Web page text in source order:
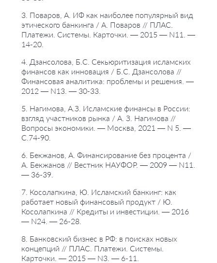
3. Поваров, А. ИФ как наиболее популярный вид
этического банкинга / А. Поваров // ПЛАС.
Платежи. Системы. Карточки. — 2015 — N11. —
14-20.
4. Дзансолова, Б.С. Секьюритизация исламских
финансов как инновация / Б.С. Дзансолова //
Финансовая аналитика: проблемы и решения. —
2012 — N13. — 30-33.
5. Нагимова, А.З. Исламские финансы в России:
взгляд участников рынка / А. З. Нагимова //
Вопросы экономики. — Москва, 2021 — N 5. —
С.74-90.
6. Бекжанов, А. Финансирование без процента /
А. Бекжанов // Вестник НАУФОР. — 2009 — N11.
— 36-39.
7. Косолапкина, Ю. Исламский банкинг: как
работает новый финансовый продукт / Ю.
Косолапкина // Кредиты и инвестиции. — 2016
— N24. — 26-28.
8. Банковский бизнес в РФ: в поисках новых
концепций // ПЛАС. Платежи. Системы.
Карточки. — 2015 — N3. — 6-11.